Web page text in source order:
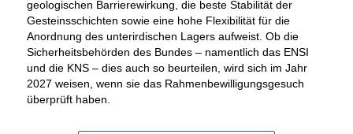
geologischen Barrierewirkung, die beste Stabilität der
Gesteinsschichten sowie eine hohe Flexibilität für die
Anordnung des unterirdischen Lagers aufweist. Ob die
Sicherheitsbehörden des Bundes – namentlich das ENSI
und die KNS – dies auch so beurteilen, wird sich im Jahr
2027 weisen, wenn sie das Rahmenbewilligungsgesuch
überprüft haben.